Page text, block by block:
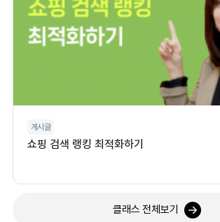
게시글
쇼핑 검색 랭킹 최적화하기
클래스 전체보기